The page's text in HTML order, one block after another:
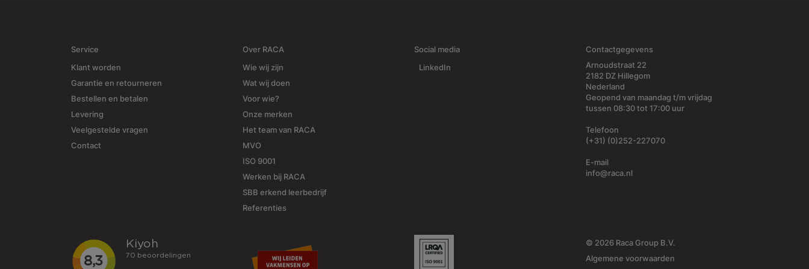
Service
Klant worden
Garantie en retourneren
Bestellen en betalen
Levering
Veelgestelde vragen
Contact
Over RACA
Wie wij zijn
Wat wij doen
Voor wie?
Onze merken
Het team van RACA
MVO
ISO 9001
Werken bij RACA
SBB erkend leerbedrijf
Referenties
Social media
LinkedIn
Contactgegevens
Arnoudstraat 22
2182 DZ Hillegom
Nederland
Geopend van maandag t/m vrijdag
tussen 08:30 tot 17:00 uur
Telefoon
(+31) (0)252-227070
E-mail
info@raca.nl
© 2026 Raca Group B.V.
Algemene voorwaarden